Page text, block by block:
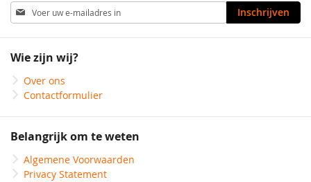
Abonneer
u
op
nieuwsbrief
Inschrijven
Wie zijn wij?
Over ons
Contactformulier
Belangrijk om te weten
Algemene Voorwaarden
Privacy Statement